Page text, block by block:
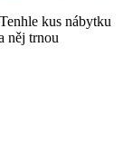
kus nábytku
něj trnou